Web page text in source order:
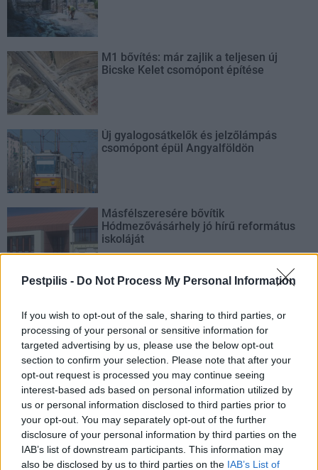
Pestpilis - Do Not Process My Personal Information
If you wish to opt-out of the sale, sharing to third parties, or
processing of your personal or sensitive information for
targeted advertising by us, please use the below opt-out
section to confirm your selection. Please note that after your
opt-out request is processed you may continue seeing
interest-based ads based on personal information utilized by
us or personal information disclosed to third parties prior to
your opt-out. You may separately opt-out of the further
disclosure of your personal information by third parties on the
IAB’s list of downstream participants. This information may
also be disclosed by us to third parties on the IAB’s List of
M1 bővítés: már zajlik a teljesen új
Bicske Kelet csomópont építése
Új gyalogosátkelők és jelzőlámpás
csomópont épül Angyalföldön
Másfélszeresére bővítik
Hódmezővásárhely jó hírű református
iskoláját
AJÁNLJUK MÉG
Helyi